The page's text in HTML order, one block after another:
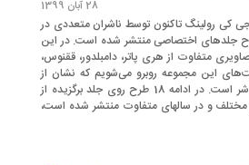
28 آبان 1399
اثر جی کی رولینگ تاکنون توسط ناشران متعددی در
جلدهای اختصاصی منتشر شده است. در این
متفاوت از هری پاتر، دامبلدور، ققنوس،
این مجموعه روبرو می‌شویم که نشان از
خلاقیت طراح و نکته‌سنجی ناشر است. در ادامه 18 طرح روی جلد برگزیده از
و در سالهای متفاوت منتشر شده است،